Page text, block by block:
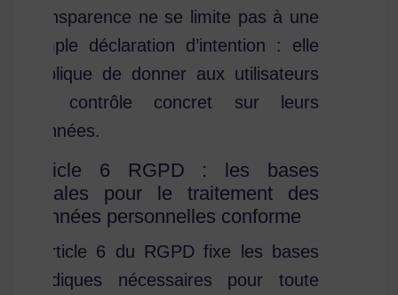
transparence ne se limite pas à une
simple déclaration d’intention : elle
implique de donner aux utilisateurs
un contrôle concret sur leurs
données.
Article 6 RGPD : les bases
légales pour le traitement des
données personnelles conforme
L’article 6 du RGPD fixe les bases
juridiques nécessaires pour toute